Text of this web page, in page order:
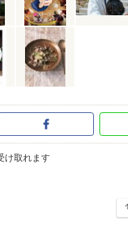
け取れます